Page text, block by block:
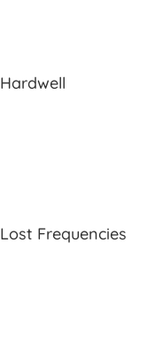
Hardwell
Lost Frequencies